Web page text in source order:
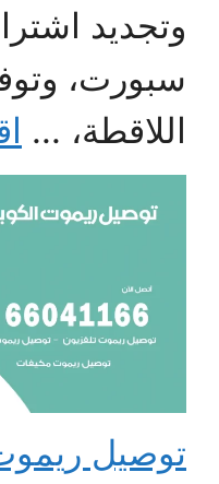
وتجديد
سبورت،
اللاقطة، ...
توصيل